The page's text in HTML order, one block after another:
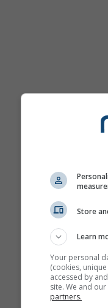
Store
Learn
Your personal
(cookies,
accessed by
site. We and
partners.